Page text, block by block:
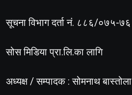
सूचना विभाग दर्ता नं. ८८६/०७५-७६
सोस मिडिया प्रा.लि.का लागि
अध्यक्ष / सम्पादक : सोमनाथ बास्तोला